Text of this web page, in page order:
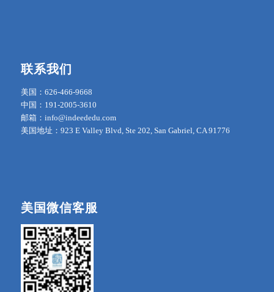
联系我们
美国：626-466-9668
中国：191-2005-3610
邮箱：info@indeededu.com
美国地址：923 E Valley Blvd, Ste 202, San Gabriel, CA 91776
美国微信客服